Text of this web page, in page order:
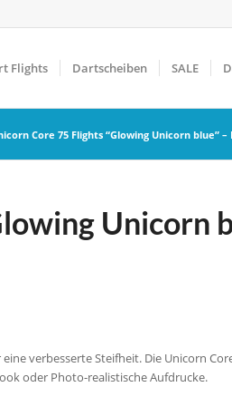
Flights Dartscheiben SALE
Core 75 Flights “Glowing Unicorn blue”
Unicorn
verbesserte Steifheit. Die Unicorn
oder Photo-realistische Aufdrucke.